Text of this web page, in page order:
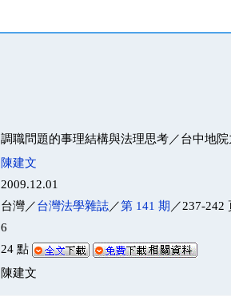
調職問題的事理結構與法理思考／台中地
陳建文
2009.12.01
台灣／台灣法學雜誌／第 141 期 ／237-242
6
24 點
陳建文